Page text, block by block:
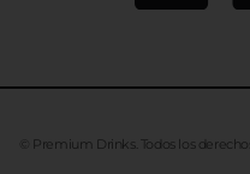
© Premium Drinks. Todos los